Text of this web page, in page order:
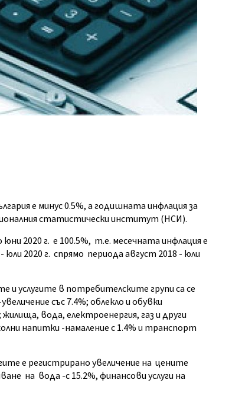
е минус 0.5%, а годишната инфлация за
статистически институт (НСИ).
2020 г. е 100.5%, т.е. месечната инфлация е
2020 г. спрямо периода август 2018 - юли
и услугите в потребителските групи са се
със 7.4%; облекло и обувки
вода, електроенергия, газ и други
напитки -намаление с 1.4% и транспорт
е регистрирано увеличение на цените
на вода -с 15.2%, финансови услуги на